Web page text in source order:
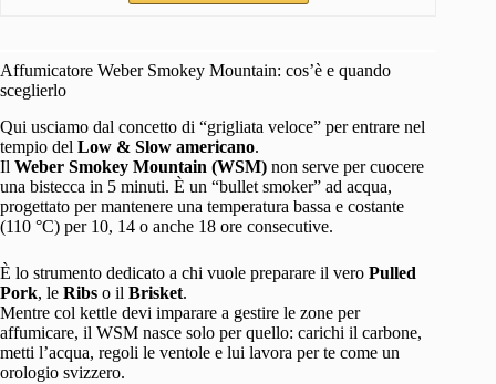
Affumicatore Weber Smokey Mountain: cos’è e quando
sceglierlo
Qui usciamo dal concetto di “grigliata veloce” per entrare nel
tempio del Low & Slow americano.
Il Weber Smokey Mountain (WSM) non serve per cuocere
una bistecca in 5 minuti. È un “bullet smoker” ad acqua,
progettato per mantenere una temperatura bassa e costante
(110 °C) per 10, 14 o anche 18 ore consecutive.
È lo strumento dedicato a chi vuole preparare il vero Pulled
Pork, le Ribs o il Brisket.
Mentre col kettle devi imparare a gestire le zone per
affumicare, il WSM nasce solo per quello: carichi il carbone,
metti l’acqua, regoli le ventole e lui lavora per te come un
orologio svizzero.